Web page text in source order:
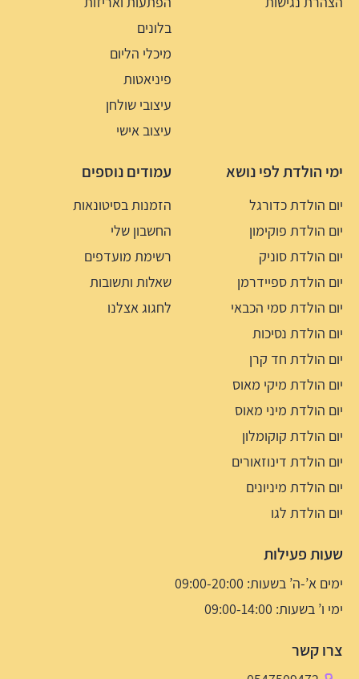
בלונים
מיכלי הליום
פיניאטות
עיצובי שולחן
עיצוב אישי
ימי הולדת לפי נושא
יום הולדת כדורגל
יום הולדת פוקימון
יום הולדת סוניק
יום הולדת ספיידרמן
יום הולדת סמי הכבאי
יום הולדת נסיכות
יום הולדת חד קרן
יום הולדת מיקי מאוס
יום הולדת מיני מאוס
יום הולדת קוקומלון
יום הולדת דינוזאורים
יום הולדת מיניונים
יום הולדת לגו
עמודים נוספים
הזמנות בסיטונאות
החשבון שלי
רשימת מועדפים
שאלות ותשובות
לחגוג אצלנו
שעות פעילות
ימים א’-ה’ בשעות: 09:00-20:00
ימי ו’ בשעות: 09:00-14:00
צרו קשר